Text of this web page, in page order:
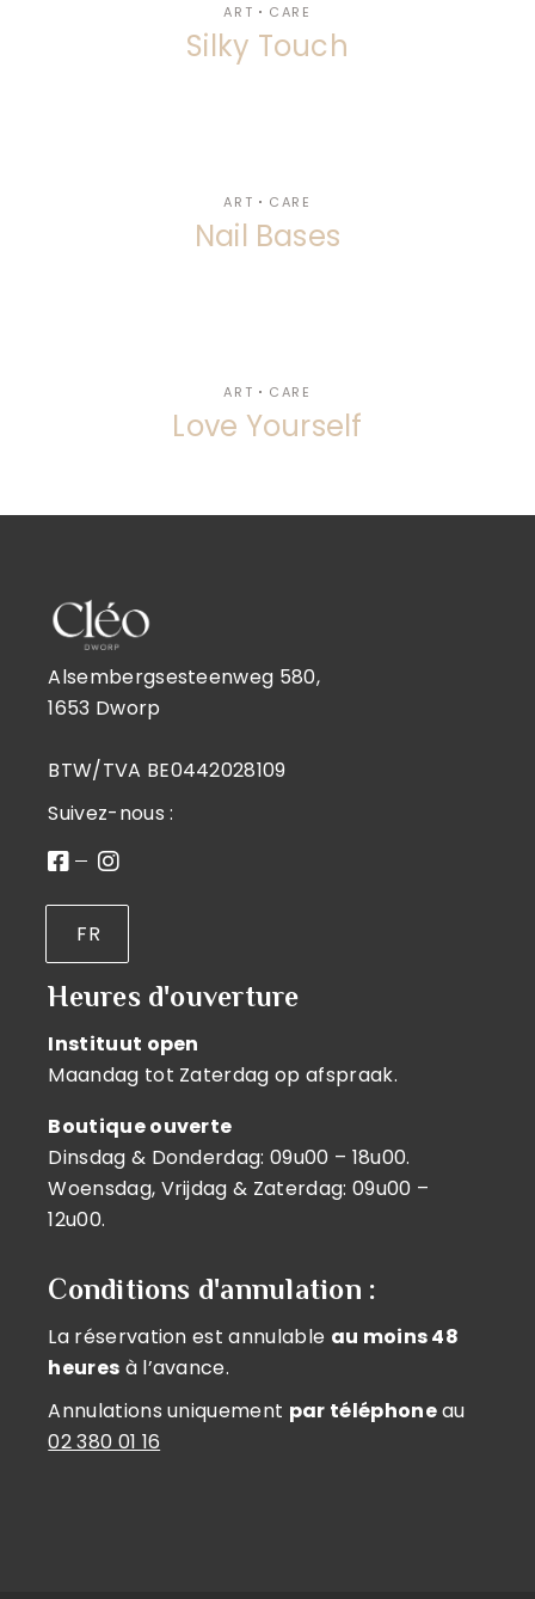
ART CARE
Silky Touch
ART CARE
Nail Bases
ART CARE
Love Yourself
Alsembergsesteenweg 580,
1653 Dworp
BTW/TVA BE0442028109
Suivez-nous :
FR
Heures d'ouverture
Instituut open
Maandag tot Zaterdag op afspraak.
Boutique ouverte
Dinsdag & Donderdag: 09u00 – 18u00.
Woensdag, Vrijdag & Zaterdag: 09u00 –
12u00.
Conditions d'annulation :
La réservation est annulable au moins 48
heures à l’avance.
Annulations uniquement par téléphoneau
02 380 01 16